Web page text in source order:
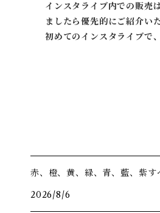
インスタライブ内での販売
ましたら優先的にご紹介い
初めてのインスタライブで
赤、橙、黄、緑、青、藍、紫――
2026/8/6